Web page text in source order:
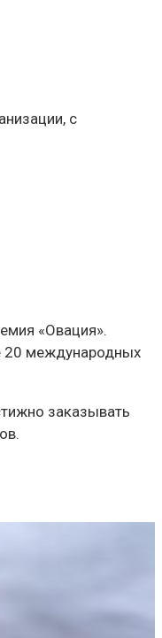
с
«Овация».
20 международных
заказывать